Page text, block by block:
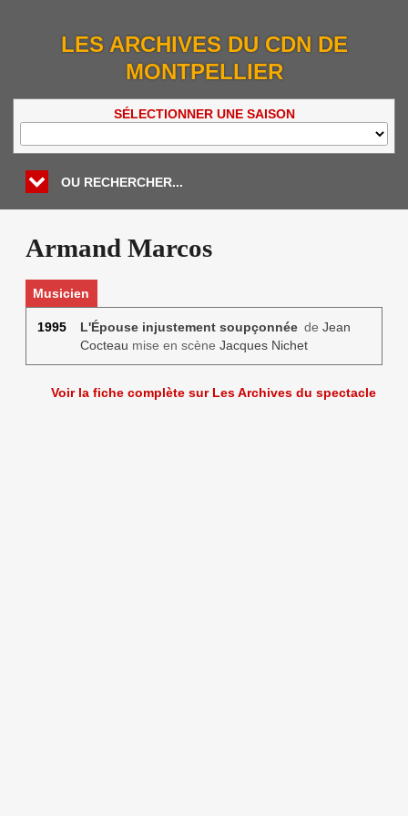
LES ARCHIVES DU CDN DE
MONTPELLIER
SÉLECTIONNER UNE SAISON
OU RECHERCHER...
Armand Marcos
Musicien
1995 L'Épouse injustement soupçonnéede Jean
Cocteau mise en scène Jacques Nichet
Voir la fiche complète sur Les Archives du spectacle